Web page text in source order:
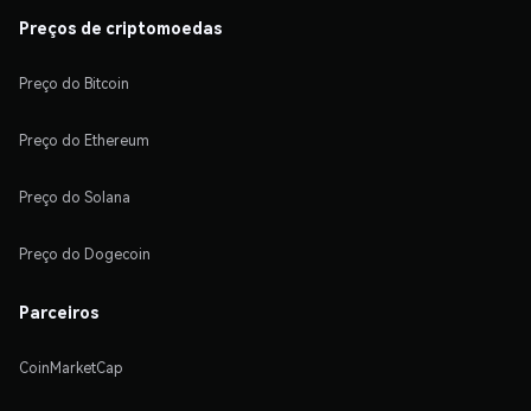
Preços de criptomoedas
Preço do Bitcoin
Preço do Ethereum
Preço do Solana
Preço do Dogecoin
Parceiros
CoinMarketCap